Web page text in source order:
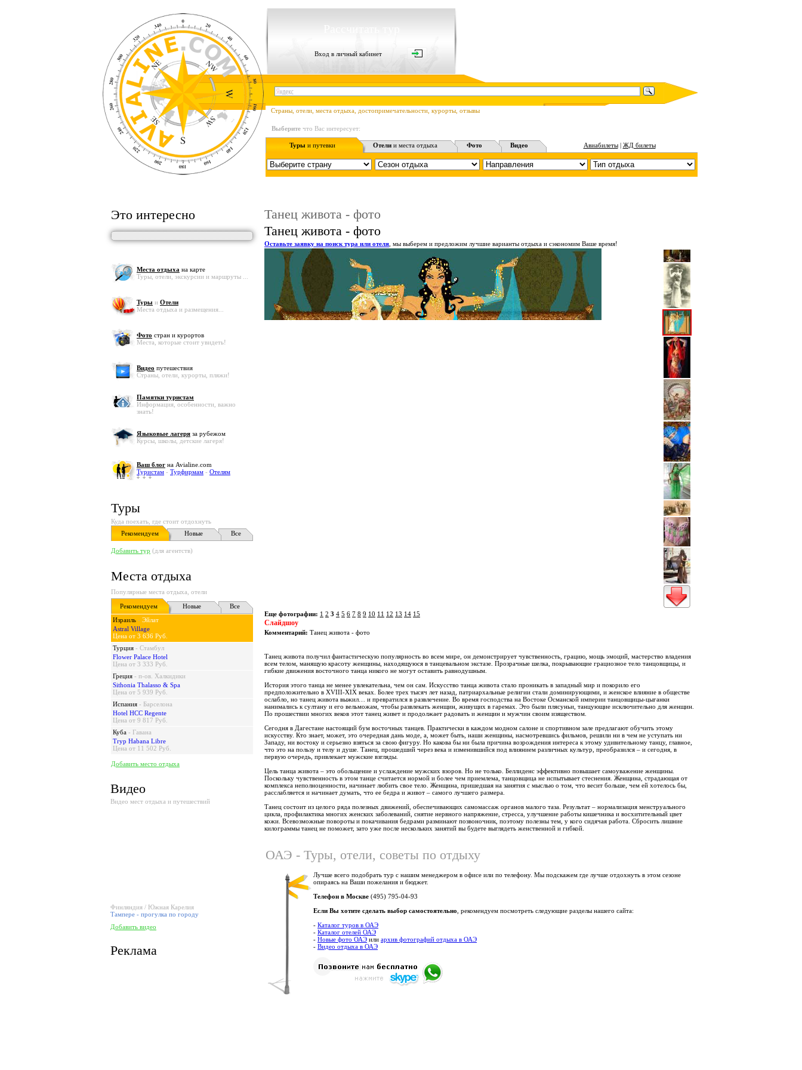
Вход в личный кабинет
Страны, отели, места отдыха, достопримечательности, курорты, отзывы
Выберите что Вас интересует:
Турыи путевки Отели и места отдыха Фото Видео Авиабилеты| ЖД билеты
Это интересно
Места отдыха на карте
Туры, отели, экскурсии и маршруты ...
Туры и Отели
Места отдыха и размещения...
Фото стран и курортов
Места, которые стоит увидеть!
Видео путешествия
Страны, отели, курорты, пляжи!
Памятки туристам
Информация, особенности, важно
знать!
Языковые лагеря за рубежом
Курсы, школы, детские лагеря!
Ваш блог на Avialine.com
Туристам - Турфирмам - Отелям
Туры
Куда поехать, где стоит отдохнуть
Рекомендуем
Новые Все
Добавить тур (для агентств)
Места отдыха
Популярные места отдыха, отели
Рекомендуем
Новые
Все
Израиль - Эйлат
Astral Village
Цена от 3 636 Руб.
Турция - Стамбул
Flower Palace Hotel
Цена от 3 333 Руб.
Греция - п-ов. Халкидики
Sithonia Thalasso & Spa
Цена от 5 939 Руб.
Испания - Барселона
Hotel HCC Regente
Цена от 9 817 Руб.
Куба - Гавана
Tryp Habana Libre
Цена от 11 502 Руб.
Добавить место отдыха
Видео
Видео мест отдыха и путешествий
Финляндия / Южная Карелия
Тампере - прогулка по городу
Добавить видео
Реклама
Танец живота - фото
Танец живота - фото
Оставьте заявку на поиск тура или отеля , мы выберем и предложим лучшие варианты отдыха и сэкономим Ваше время!
Еще фотографии: 1 2 3 4 5 6 7 8 9 10 11 12 13 14 15
Слайдшоу
Комментарий: Танец живота - фото
Танец живота получил фантастическую популярность во всем мире, он демонстрирует чувственность, грацию, мощь эмоций, мастерство владения
всем телом, манящую красоту женщины, находящуюся в танцевальном экстазе. Прозрачные шелка, покрывающие грациозное тело танцовщицы, и
гибкие движения восточного танца никого не могут оставить равнодушным.
История этого танца не менее увлекательна, чем он сам. Искусство танца живота стало проникать в западный мир и покорило его
предположительно в XVIII-XIX веках. Более трех тысяч лет назад, патриархальные религии стали доминирующими, и женское влияние в обществе
ослабло, но танец живота выжил… и превратился в развлечение. Во время господства на Востоке Османской империи танцовщицы-цыганки
нанимались к султану и его вельможам, чтобы развлекать женщин, живущих в гаремах. Это были плясуньи, танцующие исключительно для женщин.
По прошествии многих веков этот танец живет и продолжает радовать и женщин и мужчин своим изяществом.
Сегодня в Дагестане настоящий бум восточных танцев. Практически в каждом модном салоне и спортивном зале предлагают обучить этому
искусству. Кто знает, может, это очередная дань моде, а, может быть, наши женщины, насмотревшись фильмов, решили ни в чем не уступать ни
Западу, ни востоку и серьезно взяться за свою фигуру. Но какова бы ни была причина возрождения интереса к этому удивительному танцу, главное,
что это на пользу и телу и душе. Танец, прошедший через века и изменившийся под влиянием различных культур, преобразился – и сегодня, в
первую очередь, привлекает мужские взгляды.
Цель танца живота – это обольщение и услаждение мужских взоров. Но не только. Беллиденс эффективно повышает самоуважение женщины.
Поскольку чувственность в этом танце считается нормой и более чем приемлема, танцовщица не испытывает стеснения. Женщина, страдающая от
комплекса неполноценности, начинает любить свое тело. Женщина, пришедшая на занятия с мыслью о том, что весит больше, чем ей хотелось бы,
расслабляется и начинает думать, что ее бедра и живот – самого лучшего размера.
Танец состоит из целого ряда полезных движений, обеспечивающих самомассаж органов малого таза. Результат – нормализация менструального
цикла, профилактика многих женских заболеваний, снятие нервного напряжение, стресса, улучшение работы кишечника и восхитительный цвет
кожи. Всевозможные повороты и покачивания бедрами разминают позвоночник, поэтому полезны тем, у кого сидячая работа. Сбросить лишние
килограммы танец не поможет, зато уже после нескольких занятий вы будете выглядеть женственной и гибкой.
ОАЭ - Туры, отели, советы по отдыху
Лучше всего подобрать тур с нашим менеджером в офисе или по телефону. Мы подскажем где лучше отдохнуть в этом сезоне
опираясь на Ваши пожелания и бюджет.
Телефон в Москве (495) 795-04-93
Если Вы хотите сделать выбор самостоятельно , рекомендуем посмотреть следующие разделы нашего сайта:
- Каталог туров в ОАЭ
- Каталог отелей ОАЭ
- Новые фото ОАЭ или архив фотографий отдыха в ОАЭ
- Видео отдыха в ОАЭ